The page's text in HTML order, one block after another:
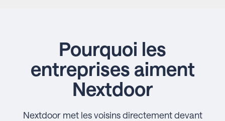
Pourquoi les
entreprises aiment
Nextdoor
Nextdoor met les voisins directement devant